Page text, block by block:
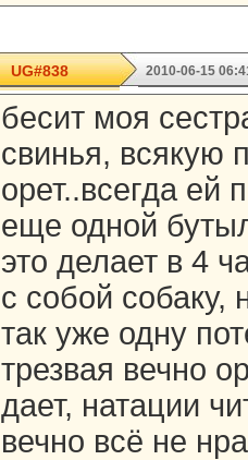
UG#838 2010-06-15
бесит моя
свинья, всякую
орет..всегда ей
еще одной
это делает в 4
с собой
так уже одну
трезвая вечно
дает, натации
вечно всё не